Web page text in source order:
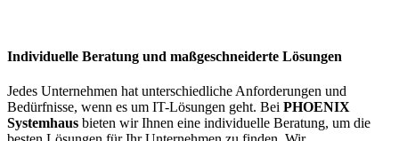
Individuelle Beratung und maßgeschneiderte Lösungen
Jedes Unternehmen hat unterschiedliche Anforderungen und
Bedürfnisse, wenn es um IT-Lösungen geht. Bei PHOENIX
Systemhaus bieten wir Ihnen eine individuelle Beratung, um die